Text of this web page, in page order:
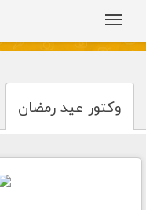
وکتور عید رمضان